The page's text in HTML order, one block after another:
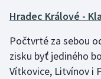
Hradec Králové -
Počtvrté za sebou
zisku byť jediného
Vítkovice, Litvínov i